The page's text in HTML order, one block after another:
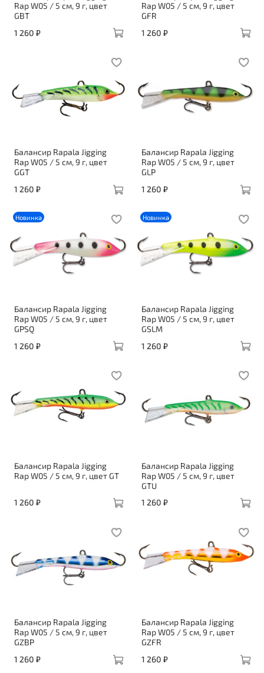
Rap W05 / 5 см, 9 г, цвет
GBT
1 260 ₽
Rap W05 / 5 см, 9 г, цвет
GFR
1 260 ₽
Балансир Rapala Jigging
Rap W05 / 5 см, 9 г, цвет
GGT
1 260 ₽
Балансир Rapala Jigging
Rap W05 / 5 см, 9 г, цвет
GLP
1 260 ₽
Новинка
Балансир Rapala Jigging
Rap W05 / 5 см, 9 г, цвет
GPSQ
1 260 ₽
Новинка
Балансир Rapala Jigging
Rap W05 / 5 см, 9 г, цвет
GSLM
1 260 ₽
Балансир Rapala Jigging
Rap W05 / 5 см, 9 г, цвет GT
1 260 ₽
Балансир Rapala Jigging
Rap W05 / 5 см, 9 г, цвет
GTU
1 260 ₽
Балансир Rapala Jigging
Rap W05 / 5 см, 9 г, цвет
GZBP
1 260 ₽
Балансир Rapala Jigging
Rap W05 / 5 см, 9 г, цвет
GZFR
1 260 ₽